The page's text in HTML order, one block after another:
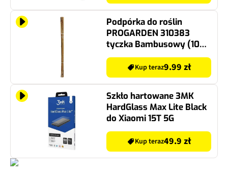
Podpórka do roślin
PROGARDEN 310383
tyczka Bambusowy (10
szt.)
Kup teraz9.99 zł
Szkło hartowane 3MK
HardGlass Max Lite Black
do Xiaomi 15T 5G
Kup teraz49.9 zł